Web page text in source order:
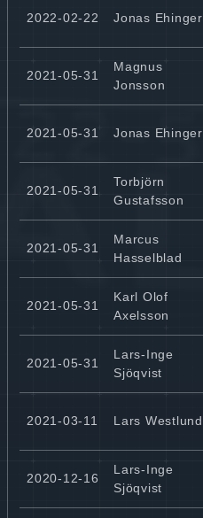
2022-02-22 Jonas Ehinger
2021-05-31
Magnus
Jonsson
2021-05-31 Jonas Ehinger
2021-05-31
Torbjörn
Gustafsson
2021-05-31
Marcus
Hasselblad
2021-05-31
Karl Olof
Axelsson
2021-05-31
Lars-Inge
Sjöqvist
2021-03-11 Lars Westlund
2020-12-16
Lars-Inge
Sjöqvist